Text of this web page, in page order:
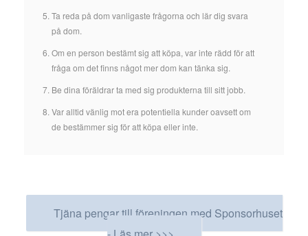
Ta reda på dom vanligaste frågorna och lär dig svara
på dom.
Om en person bestämt sig att köpa, var inte rädd för att
fråga om det finns något mer dom kan tänka sig.
Be dina föräldrar ta med sig produkterna till sitt jobb.
Var alltid vänlig mot era potentiella kunder oavsett om
de bestämmer sig för att köpa eller inte.
Tjäna pengar till föreningen med Sponsorhuset